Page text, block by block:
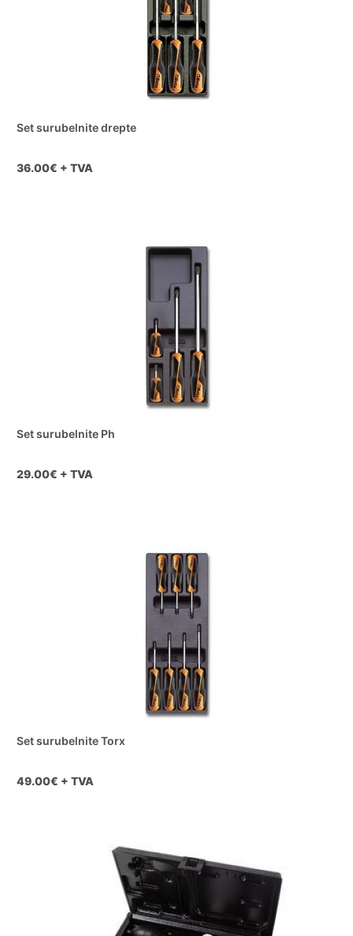
Set surubelnite drepte
36.00€ + TVA
Set surubelnite Ph
29.00€ + TVA
Set surubelnite Torx
49.00€ + TVA